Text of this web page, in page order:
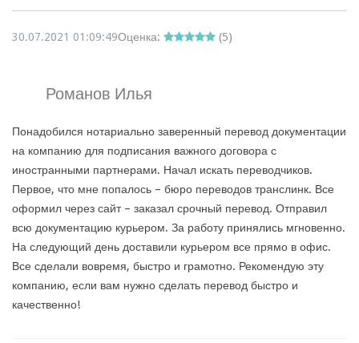
30.07.2021 01:09:49Оценка: (5)
Романов Илья
Понадобился нотариально заверенный перевод документации
на компанию для подписания важного договора с
иностранными партнерами. Начал искать переводчиков.
Первое, что мне попалось – бюро переводов транслинк. Все
оформил через сайт – заказал срочный перевод. Отправил
всю документацию курьером. За работу принялись мгновенно.
На следующий день доставили курьером все прямо в офис.
Все сделали вовремя, быстро и грамотно. Рекомендую эту
компанию, если вам нужно сделать перевод быстро и
качественно!